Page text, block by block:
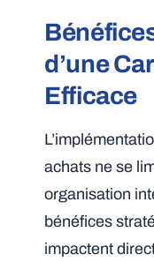
d’une
Efficace
achats ne se
organisation
bénéfices
impactent